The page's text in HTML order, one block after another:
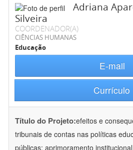
Adriana
Silveira
COORDENADOR(A)
CIÊNCIAS HUMANAS
Educação
E-mail
Currículo
Título do Projeto:efeitos e
tribunais de contas nas políticas
públicas: aprimoramento